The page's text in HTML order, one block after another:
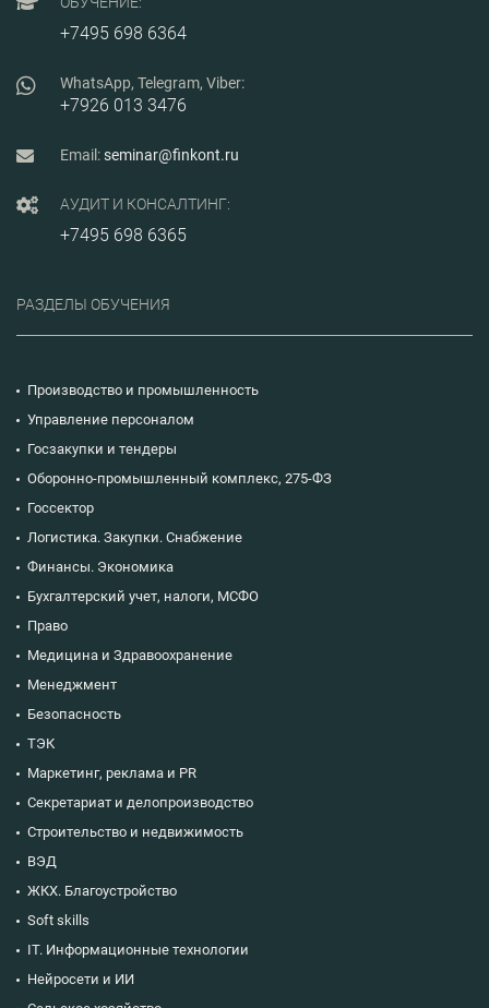
+7495 698 6364
WhatsApp, Telegram, Viber:
+7926 013 3476
Email:seminar@finkont.ru
АУДИТ И КОНСАЛТИНГ:
+7495 698 6365
РАЗДЕЛЫ ОБУЧЕНИЯ
Производство и промышленность
Управление персоналом
Госзакупки и тендеры
Оборонно-промышленный комплекс, 275-ФЗ
Госсектор
Логистика. Закупки. Снабжение
Финансы. Экономика
Бухгалтерский учет, налоги, МСФО
Право
Медицина и Здравоохранение
Менеджмент
Безопасность
ТЭК
Маркетинг, реклама и PR
Секретариат и делопроизводство
Строительство и недвижимость
ВЭД
ЖКХ. Благоустройство
Soft skills
IT. Информационные технологии
Нейросети и ИИ